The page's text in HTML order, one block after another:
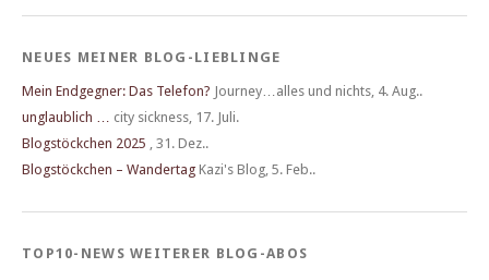
NEUES MEINER BLOG-LIEBLINGE
Mein Endgegner: Das Telefon? Journey…alles und nichts 4. Aug..
unglaublich …
city sickness 17. Juli.
Blogstöckchen 2025
31. Dez..
Blogstöckchen – Wandertag Kazi's Blog 5. Feb..
TOP10-NEWS WEITERER BLOG-ABOS